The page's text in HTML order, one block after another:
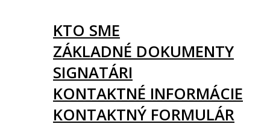
KTO SME
ZÁKLADNÉ DOKUMENTY
SIGNATÁRI
KONTAKTNÉ INFORMÁCIE
KONTAKTNÝ FORMULÁR